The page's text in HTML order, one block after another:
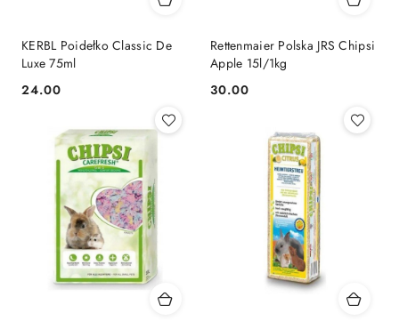
KERBL Poidełko Classic De
Luxe 75ml
Cena:
24.00
Rettenmaier Polska JRS Chipsi
Apple 15l/1kg
Cena:
30.00